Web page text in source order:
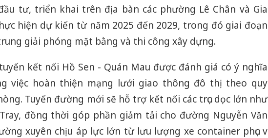
tư, triển khai trên địa bàn các phường Lê Chân và Gia
hiện dự kiến từ năm 2025 đến 2029, trong đó giai đoạn
giải phóng mặt bằng và thi công xây dựng.
kết nối Hồ Sen - Quán Mau được đánh giá có ý nghĩa
việc hoàn thiện mạng lưới giao thông đô thị theo quy
Tuyến đường mới sẽ hỗ trợ kết nối các trục dọc lớn như
đồng thời góp phần giảm tải cho đường Nguyễn Văn
xuyên chịu áp lực lớn từ lưu lượng xe container phục vụ